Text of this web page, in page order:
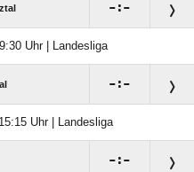
:
Uhr | Landesliga
:
Uhr | Landesliga
: